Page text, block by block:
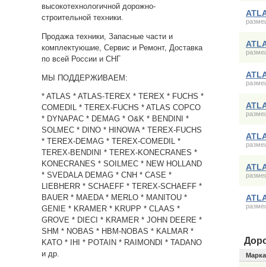
высокотехнологичной дорожно-
строительной техники.
Продажа техники, Запасные части и
комплектуюшие, Сервис и Ремонт, Доставка
по всей России и СНГ
МЫ ПОДДЕРЖИВАЕМ:
* ATLAS * ATLAS-TEREX * TEREX * FUCHS *
COMEDIL * TEREX-FUCHS * ATLAS COPCO
* DYNAPAC * DEMAG * O&K * BENDINI *
SOLMEC * DINO * HINOWA * TEREX-FUCHS
* TEREX-DEMAG * TEREX-COMEDIL *
TEREX-BENDINI * TEREX-KONECRANES *
KONECRANES * SOILMEC * NEW HOLLAND
* SVEDALA DEMAG * CNH * CASE *
LIEBHERR * SCHAEFF * TEREX-SCHAEFF *
BAUER * MAEDA * MERLO * MANITOU *
GENIE * KRAMER * KRUPP * CLAAS *
GROVE * DIECI * KRAMER * JOHN DEERE *
SHM * NOBAS * HBM-NOBAS * KALMAR *
KATO * IHI * POTAIN * RAIMONDI * TADANO
и др.
Марка